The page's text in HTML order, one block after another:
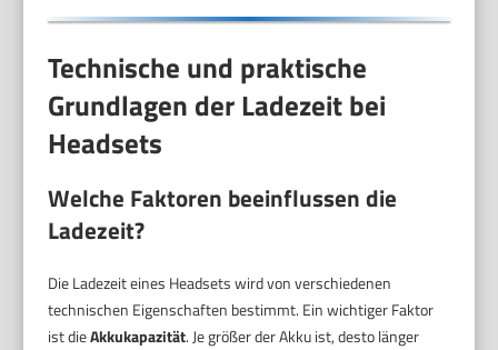
Technische und praktische
Grundlagen der Ladezeit bei
Headsets
Welche Faktoren beeinflussen die
Ladezeit?
Die Ladezeit eines Headsets wird von verschiedenen
technischen Eigenschaften bestimmt. Ein wichtiger Faktor
ist dieAkkukapazität. Je größer der Akku ist, desto länger